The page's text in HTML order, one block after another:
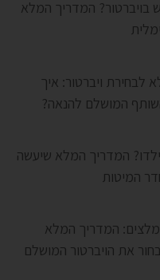
המדריך המלא
לבחירת ויברטור: איך
המושלם להנאה?
המדריך המלא שיעשה
המיטות
המדריך המלא
את הויברטור המושלם